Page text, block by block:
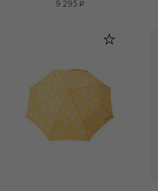
9 295 ₽